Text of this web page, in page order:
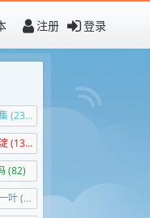
注册 登录
(236)
(138)
(82)
叶(50)